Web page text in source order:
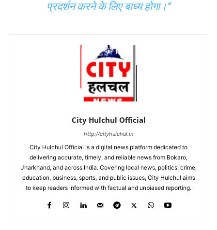
प्रदर्शन करने के लिए बाध्य होगा।”
City Hulchul Official
http://cityhulchul.in
City Hulchul Official is a digital news platform dedicated to
delivering accurate, timely, and reliable news from Bokaro,
Jharkhand, and across India. Covering local news, politics, crime,
education, business, sports, and public issues, City Hulchul aims
to keep readers informed with factual and unbiased reporting.